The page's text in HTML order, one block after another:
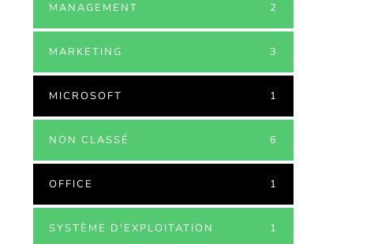
MANAGEMENT 2
MARKETING 3
MICROSOFT 1
NON CLASSÉ 6
OFFICE 1
SYSTÈME D'EXPLOITATION 1